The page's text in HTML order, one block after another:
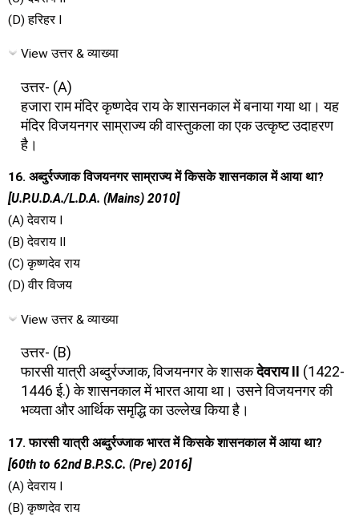
(D) हरिहर I
View उत्तर & व्याख्या
उत्तर- (A)
हजारा राम मंदिर कृष्णदेव राय के शासनकाल में बनाया गया था। यह
मंदिर विजयनगर साम्राज्य की वास्तुकला का एक उत्कृष्ट उदाहरण
है।
16. अब्दुर्रज्जाक विजयनगर साम्राज्य में किसके शासनकाल में आया था?
[U.P.U.D.A./L.D.A. (Mains) 2010]
(A) देवराय I
(B) देवराय II
(C) कृष्णदेव राय
(D) वीर विजय
View उत्तर & व्याख्या
उत्तर- (B)
फारसी यात्री अब्दुर्रज्जाक, विजयनगर के शासकदेवराय II (1422-
1446 ई.) के शासनकाल में भारत आया था। उसने विजयनगर की
भव्यता और आर्थिक समृद्धि का उल्लेख किया है।
17. फारसी यात्री अब्दुर्रज्जाक भारत में किसके शासनकाल में आया था?
[60th to 62nd B.P.S.C. (Pre) 2016]
(A) देवराय I
(B) कृष्णदेव राय